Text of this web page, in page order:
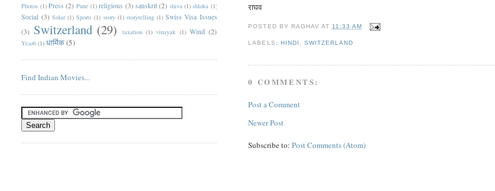
राघव
POSTED BY RAGHAV AT 11:33 AM
LABELS: HINDI SWITZERLAND
0 COMMENTS:
Post a Comment
Newer Post
Subscribe to:Post Comments (Atom)
Photos (1) Press (2) Pune (1) religious (3) sanskrit (2) shiva (1) shloka (1)
Social (3) Solar (1) Sports (1) story (1) storytelling (1) Swiss Visa Issues
(3) Switzerland (29) taxation (1) vinayak (1) Wind (2)
Year6 (1) धार्मिक(5)
Find Indian Movies...